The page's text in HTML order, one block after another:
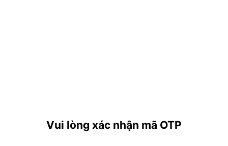
Vui lòng xác nhận mã OTP